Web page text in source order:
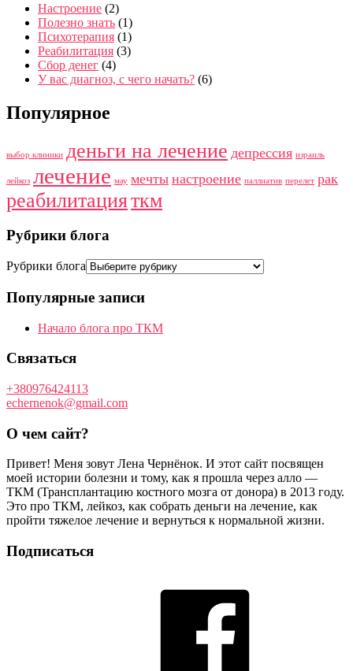
Настроение (2)
Полезно знать (1)
Психотерапия (1)
Реабилитация (3)
Сбор денег (4)
У вас диагноз, с чего начать? (6)
Популярное
выбор клиники деньги на лечение депрессия израиль
лейкоз лечение мау мечты настроение паллиатив перелет рак
реабилитацияткм
Рубрики блога
Рубрики блога
Популярные записи
Начало блога про ТКМ
Связаться
+380976424113
echernenok@gmail.com
О чем сайт?
Привет! Меня зовут Лена Чернёнок. И этот сайт посвящен
моей истории болезни и тому, как я прошла через алло —
ТКМ (Трансплантацию костного мозга от донора) в 2013 году.
Это про ТКМ, лейкоз, как собрать деньги на лечение, как
пройти тяжелое лечение и вернуться к нормальной жизни.
Подписаться